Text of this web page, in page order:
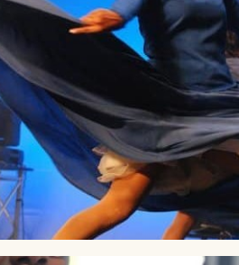
® Crédit Pierre LEPINOUX CHAMBAUD